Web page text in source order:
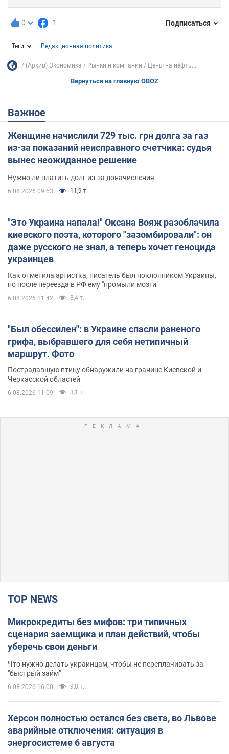
0 1 Подписаться
Теги Редакционная политика
(Архив) Экономика Рынки и компании Цены на нефть...
Вернуться на главную OBOZ
Важное
Женщине начислили 729 тыс. грн долга за газ
из-за показаний неисправного счетчика: судья
вынес неожиданное решение
Нужно ли платить долг из-за доначисления
6.08.2026 09:53 11,9 т.
"Это Украина напала!" Оксана Вояж разоблачила
киевского поэта, которого "зазомбировали": он
даже русского не знал, а теперь хочет геноцида
украинцев
Как отметила артистка, писатель был поклонником Украины,
но после переезда в РФ ему "промыли мозги"
6.08.2026 11:42 8,4 т.
"Был обессилен": в Украине спасли раненого
грифа, выбравшего для себя нетипичный
маршрут. Фото
Пострадавшую птицу обнаружили на границе Киевской и
Черкасской областей
6.08.2026 11:09 3,1 т.
TOP NEWS
Микрокредиты без мифов: три типичных
сценария заемщика и план действий, чтобы
уберечь свои деньги
Что нужно делать украинцам, чтобы не переплачивать за
"быстрый займ"
6.08.2026 16:00 9,8 т.
Херсон полностью остался без света, во Львове
аварийные отключения: ситуация в
энергосистеме 6 августа